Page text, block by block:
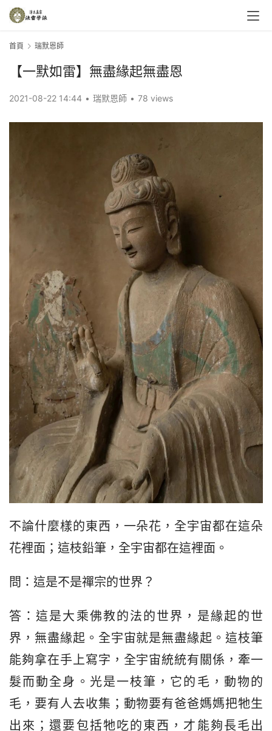
首頁 瑞默恩師
【一默如雷】無盡緣起無盡恩
2021-08-22 14:44 • 瑞默恩師 • 78 views
不論什麼樣的東西，一朵花，全宇宙都在這朵
花裡面；這枝鉛筆，全宇宙都在這裡面。
問：這是不是禪宗的世界？
答：這是大乘佛教的法的世界，是緣起的世
界，無盡緣起。全宇宙就是無盡緣起。這枝筆
能夠拿在手上寫字，全宇宙統統有關係，牽一
髮而動全身。光是一枝筆，它的毛，動物的
毛，要有人去收集；動物要有爸爸媽媽把牠生
出來；還要包括牠吃的東西，才能夠長毛出